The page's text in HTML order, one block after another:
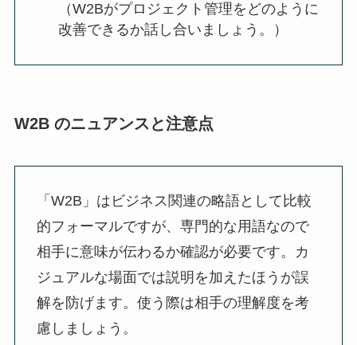
（W2Bがプロジェクト管理をどのように
改善できるか話し合いましょう。）
W2B のニュアンスと注意点
「W2B」はビジネス関連の略語として比較
的フォーマルですが、専門的な用語なので
相手に意味が伝わるか確認が必要です。カ
ジュアルな場面では説明を加えたほうが誤
解を防げます。使う際は相手の理解度を考
慮しましょう。